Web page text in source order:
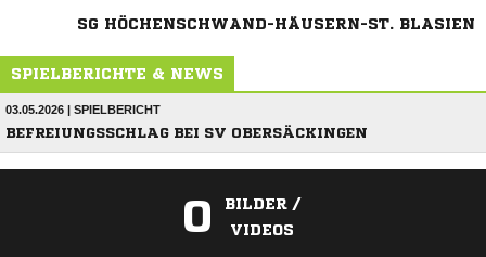
SG HÖCHENSCHWAND-HÄUSERN-ST. BLASIEN
SPIELBERICHTE & NEWS
03.05.2026 | SPIELBERICHT
BEFREIUNGSSCHLAG BEI SV OBERSÄCKINGEN
0
BILDER /
VIDEOS